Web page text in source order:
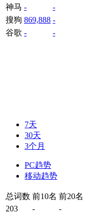
神马 -
-
搜狗 869,888 -
谷歌 - -
7天
30天
3个月
PC趋势
移动趋势
总词数 前10名 前20名
203
-
-